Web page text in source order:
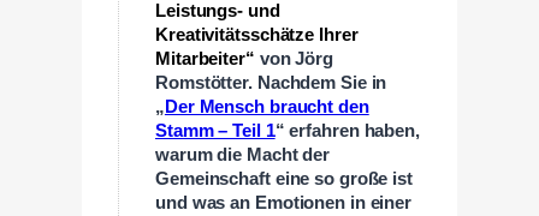
Leistungs- und
Kreativitätsschätze Ihrer
Mitarbeiter“ von Jörg
Romstötter. Nachdem Sie in
„ Der Mensch braucht den
Stamm – Teil 1“ erfahren haben,
warum die Macht der
Gemeinschaft eine so große ist
und was an Emotionen in einer